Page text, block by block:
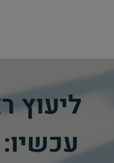
ליעוץ
עכשיו: